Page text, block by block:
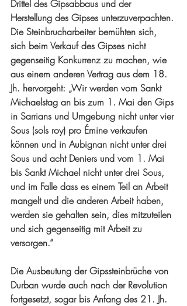
Drittel des Gipsabbaus und der
Herstellung des Gipses unterzuverpachten.
Die Steinbrucharbeiter bemühten sich,
sich beim Verkauf des Gipses nicht
gegenseitig Konkurrenz zu machen, wie
aus einem anderen Vertrag aus dem 18.
Jh. hervorgeht: „Wir werden vom Sankt
Michaelstag an bis zum 1. Mai den Gips
in Sarrians und Umgebung nicht unter vier
Sous (sols roy) pro Émine verkaufen
können und in Aubignan nicht unter drei
Sous und acht Deniers und vom 1. Mai
bis Sankt Michael nicht unter drei Sous,
und im Falle dass es einem Teil an Arbeit
mangelt und die anderen Arbeit haben,
werden sie gehalten sein, dies mitzuteilen
und sich gegenseitig mit Arbeit zu
versorgen.“
Die Ausbeutung der Gipssteinbrüche von
Durban wurde auch nach der Revolution
fortgesetzt, sogar bis Anfang des 21. Jh.